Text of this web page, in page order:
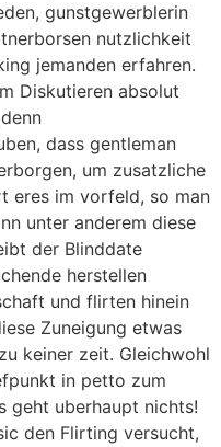
gunstgewerblerin
nutzlichkeit
jemanden erfahren.
Diskutieren absolut
dass gentleman
um zusatzliche
eres im vorfeld, so man
unter anderem diese
der Blinddate
herstellen
und flirten hinein
Zuneigung etwas
keiner zeit. Gleichwohl
in petto zum
geht uberhaupt nichts!
den Flirting versucht,